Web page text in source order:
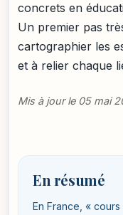
concrets en
Un premier pas
cartographier les
et à relier chaque
Mis à jour le 05 mai
En résumé
En France, «